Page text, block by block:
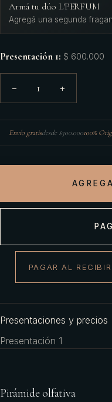
Armá tu dúo L'PERFUM
Agregá una segunda
Presentación 1: $ 600.000
− 1 +
Envío gratisdesde $300.000100%
PAGAR AL RECIBIR
Presentaciones y precios
Presentación 1
Pirámide olfativa